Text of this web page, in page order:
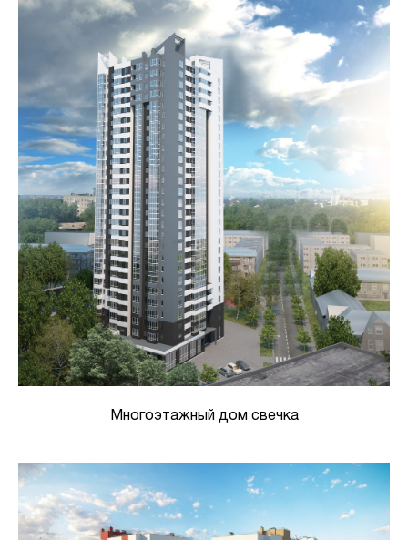
Многоэтажный дом свечка